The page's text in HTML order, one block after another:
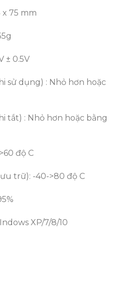
75 mm
± 0.5V
sử dụng) : Nhỏ hơn hoặc
tắt) : Nhỏ hơn hoặc bằng
độ C
trữ): -40->80 độ C
XP/7/8/10